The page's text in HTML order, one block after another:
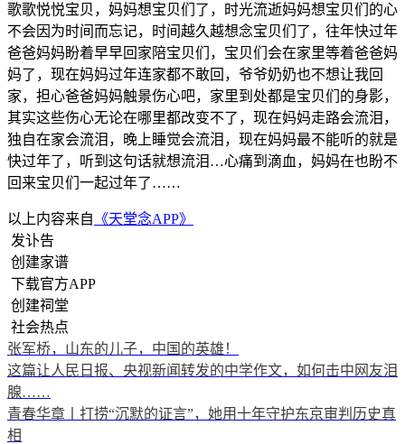
歌歌悦悦宝贝，妈妈想宝贝们了，时光流逝妈妈想宝贝们的心
不会因为时间而忘记，时间越久越想念宝贝们了，往年快过年
爸爸妈妈盼着早早回家陪宝贝们，宝贝们会在家里等着爸爸妈
妈了，现在妈妈过年连家都不敢回，爷爷奶奶也不想让我回
家，担心爸爸妈妈触景伤心吧，家里到处都是宝贝们的身影，
其实这些伤心无论在哪里都改变不了，现在妈妈走路会流泪，
独自在家会流泪，晚上睡觉会流泪，现在妈妈最不能听的就是
快过年了，听到这句话就想流泪…心痛到滴血，妈妈在也盼不
回来宝贝们一起过年了……
以上内容来自 《天堂念APP》
发讣告
创建家谱
下载官方APP
创建祠堂
社会热点
张军桥，山东的儿子，中国的英雄！
这篇让人民日报、央视新闻转发的中学作文，如何击中网友泪
腺……
青春华章丨打捞“沉默的证言”，她用十年守护东京审判历史真
相